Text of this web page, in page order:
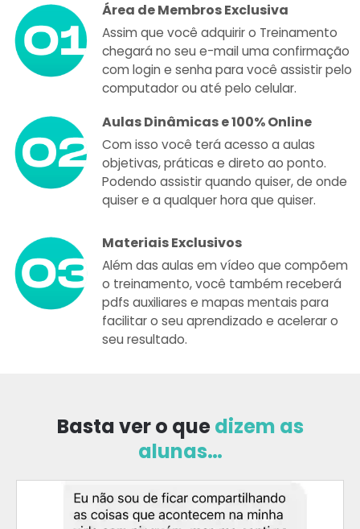
Área de Membros Exclusiva
Assim que você adquirir o Treinamento
chegará no seu e-mail uma confirmação
com login e senha para você assistir pelo
computador ou até pelo celular.
Aulas Dinâmicas e 100% Online
Com isso você terá acesso a aulas
objetivas, práticas e direto ao ponto.
Podendo assistir quando quiser, de onde
quiser e a qualquer hora que quiser.
Materiais Exclusivos
Além das aulas em vídeo que compõem
o treinamento, você também receberá
pdfs auxiliares e mapas mentais para
facilitar o seu aprendizado e acelerar o
seu resultado.
Basta ver o quedizem as
alunas…